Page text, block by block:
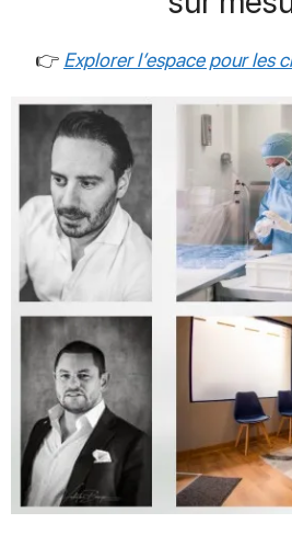
👉 Explorer l’espace pour les